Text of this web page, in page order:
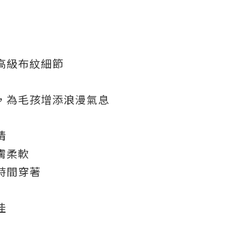
級布紋細節
為毛孩增添浪漫氣息
柔軟
間穿著